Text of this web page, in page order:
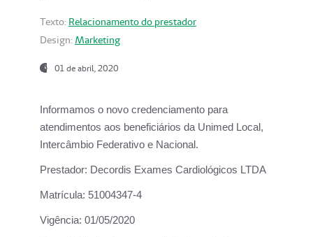
Texto: Relacionamento do prestador
Design: Marketing
01 de abril, 2020
Informamos o novo credenciamento para
atendimentos aos beneficiários da Unimed Local,
Intercâmbio Federativo e Nacional.
Prestador: Decordis Exames Cardiológicos LTDA
Matrícula: 51004347-4
Vigência: 01/05/2020